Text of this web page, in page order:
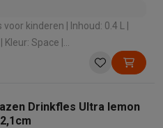
| Inhoud: 0.4 L |
Space |
: Ja
Drinkfles Ultra lemon